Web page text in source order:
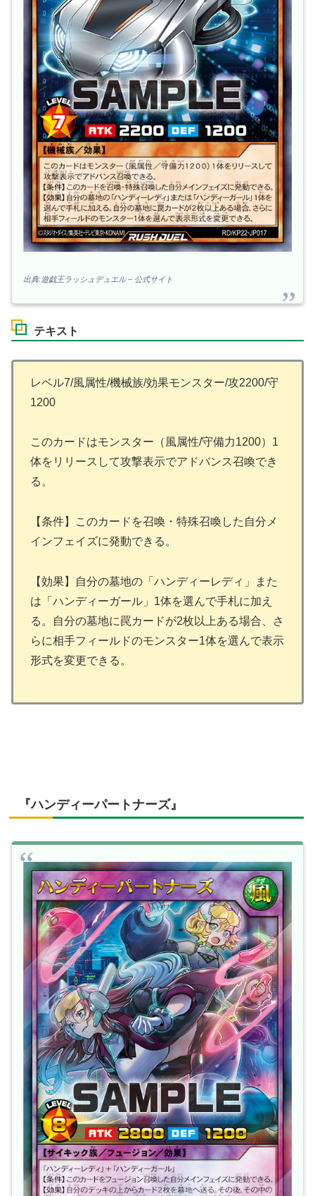
出典:遊戯王ラッシュデュエル – 公式サイト
テキスト
レベル7/風属性/機械族/効果モンスター/攻2200/守
1200
このカードはモンスター（風属性/守備力1200）1
体をリリースして攻撃表示でアドバンス召喚でき
る。
【条件】このカードを召喚・特殊召喚した自分メ
インフェイズに発動できる。
【効果】自分の墓地の「ハンディーレディ」また
は「ハンディーガール」1体を選んで手札に加え
る。自分の墓地に罠カードが2枚以上ある場合、さ
らに相手フィールドのモンスター1体を選んで表示
形式を変更できる。
『ハンディーパートナーズ』